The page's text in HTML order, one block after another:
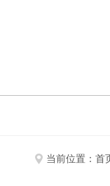
当前位置： 首